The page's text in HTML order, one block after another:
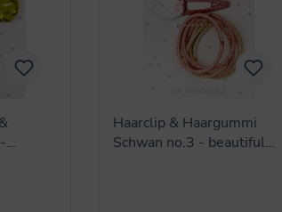
Haarclip & Haargummi
Schwan no.3 - beautiful